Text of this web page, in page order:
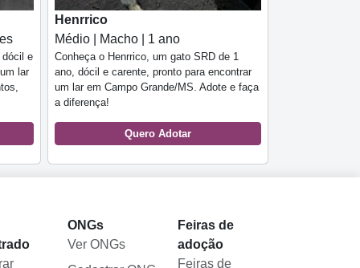
dócil e
lar
Henrrico
Médio | Macho | 1 ano
Conheça o Henrrico, um gato SRD de 1
ano, dócil e carente, pronto para encontrar
um lar em Campo Grande/MS. Adote e faça
a diferença!
Quero Adotar
ONGs
Ver ONGs
Feiras de
adoção
Feiras de